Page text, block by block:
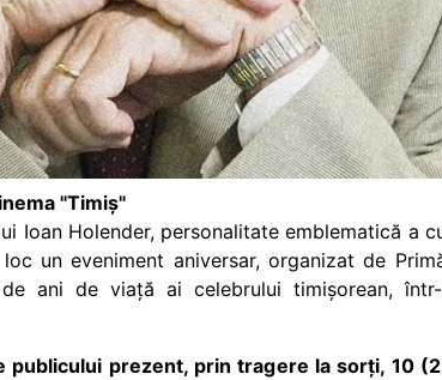
"Timiș"
Ioan Holender, personalitate emblematică a
un eveniment aniversar, organizat de
ani de viață ai celebrului timișorean,
prezent, prin tragere la sorți, 10